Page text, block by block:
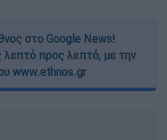
στο Google News!
λεπτό προς λεπτό, με την
www.ethnos.gr